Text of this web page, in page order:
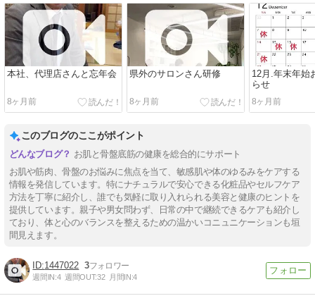
本社、代理店さんと忘年会
8ヶ月前
県外のサロンさん研修
8ヶ月前
12月.年末年始
らせ
8ヶ月前
このブログのここがポイント
お肌と骨盤底筋の健康を総合的にサポート
お肌や筋肉、骨盤のお悩みに焦点を当て、敏感肌や体のゆるみをケアする
情報を発信しています。特にナチュラルで安心できる化粧品やセルフケア
方法を丁寧に紹介し、誰でも気軽に取り入れられる美容と健康のヒントを
提供しています。親子や男女問わず、日常の中で継続できるケアも紹介し
ており、体と心のバランスを整えるための温かいコニュニケーションも垣
間見えます。
1447022 3
週間IN:4 週間OUT:32 月間IN:4